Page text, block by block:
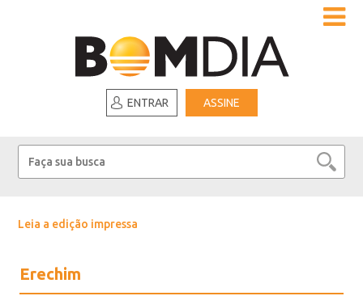
ENTRAR ASSINE
Leia a edição impressa
Erechim